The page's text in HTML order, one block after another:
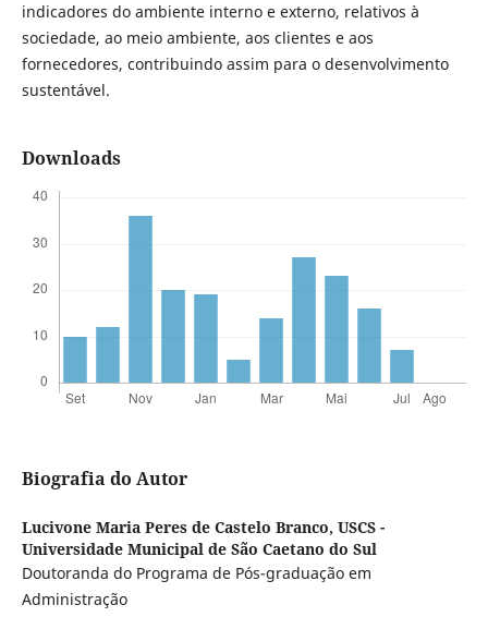
indicadores do ambiente interno e externo, relativos à
sociedade, ao meio ambiente, aos clientes e aos
fornecedores, contribuindo assim para o desenvolvimento
sustentável.
Downloads
Biografia do Autor
Lucivone Maria Peres de Castelo Branco, USCS -
Universidade Municipal de São Caetano do Sul
Doutoranda do Programa de Pós-graduação em
Administração